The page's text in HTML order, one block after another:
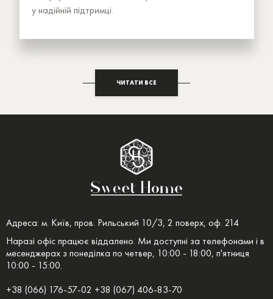
у надійній підтримці.
ЧИТАТИ ВСЕ
Адреса: м. Київ, пров. Рильський 10/3, 2 поверх, оф. 214
Наразі офіс працює віддалено. Ми доступні за телефонами і в
месенджерах з понеділка по четвер, 10:00 - 18:00, п'ятниця
10:00 - 15:00.
+38 (066) 176-57-02 +38 (067) 406-83-70